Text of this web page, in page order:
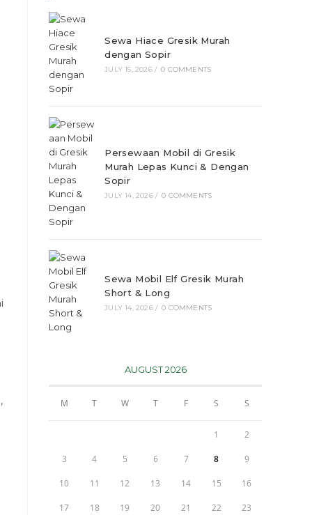
Sewa Hiace Gresik Murah
dengan Sopir
JULY 15, 2026 / 0 COMMENTS
Persewaan Mobil di Gresik
Murah Lepas Kunci & Dengan
Sopir
JULY 14, 2026 / 0 COMMENTS
Sewa Mobil Elf Gresik Murah
Short & Long
JULY 14, 2026 / 0 COMMENTS
AUGUST 2026
M T W T F S S
1 2
3 4 5 6 7 8 9
10 11 12 13 14 15 16
17 18 19 20 21 22 23